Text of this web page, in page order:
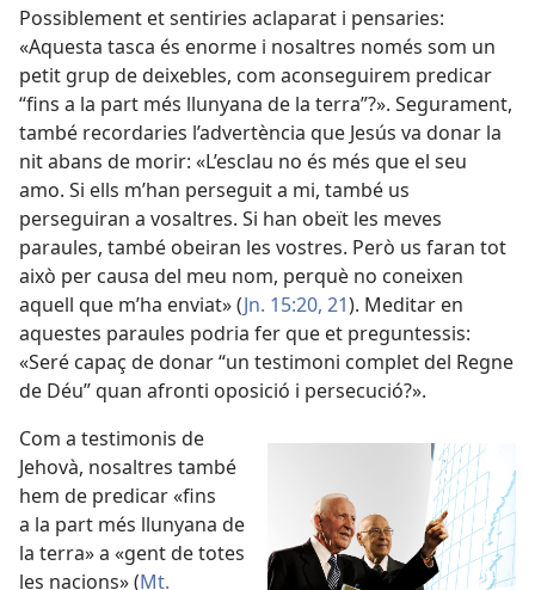
Possiblement et sentiries aclaparat i pensaries:
«Aquesta tasca és enorme i nosaltres només som un
petit grup de deixebles, com aconseguirem predicar
“fins a la part més llunyana de la terra”?». Segurament,
també recordaries l’advertència que Jesús va donar la
nit abans de morir: «L’esclau no és més que el seu
amo. Si ells m’han perseguit a mi, també us
perseguiran a vosaltres. Si han obeït les meves
paraules, també obeiran les vostres. Però us faran tot
això per causa del meu nom, perquè no coneixen
aquell que m’ha enviat» (Jn. 15:20, 21). Meditar en
aquestes paraules podria fer que et preguntessis:
«Seré capaç de donar “un testimoni complet del Regne
de Déu” quan afronti oposició i persecució?».
Com a testimonis de
Jehovà, nosaltres també
hem de predicar «fins
a la part més llunyana de
la terra» a «gent de totes
les nacions» (Mt.